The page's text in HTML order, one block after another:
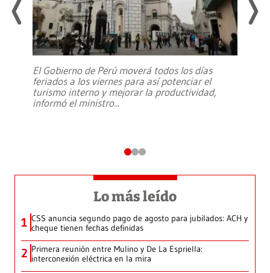
El Gobierno de Perú moverá todos los días
feriados a los viernes para así potenciar el
turismo interno y mejorar la productividad,
informó el ministro...
Lo más leído
1 CSS anuncia segundo pago de agosto para jubilados: ACH y
cheque tienen fechas definidas
2 Primera reunión entre Mulino y De La Espriella:
interconexión eléctrica en la mira